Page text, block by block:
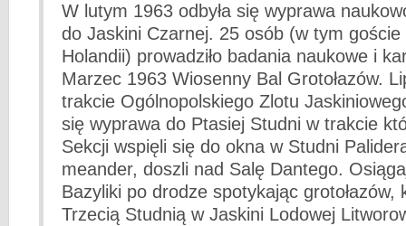
W lutym 1963 odbyła się wyprawa
do Jaskini Czarnej. 25 osób (w tym goście
Holandii) prowadziło badania naukowe i
Marzec 1963 Wiosenny Bal Grotołazów.
trakcie Ogólnopolskiego Zlotu
się wyprawa do Ptasiej Studni w trakcie
Sekcji wspięli się do okna w Studni
meander, doszli nad Salę Dantego.
Bazyliki po drodze spotykając grotołazów,
Trzecią Studnią w Jaskini Lodowej